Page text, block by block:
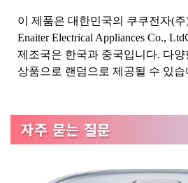
이 제품은 대한민국의 쿠쿠전자(주
Enaiter Electrical Appliances Co.,
제조국은 한국과 중국입니다. 다
상품으로 랜덤으로 제공될 수 있습
자주 묻는 질문